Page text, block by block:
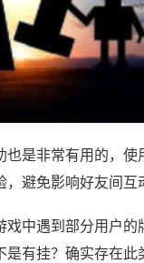
是非常有用的，
避免影响好友间互
中遇到部分用户的
有挂？确实存在